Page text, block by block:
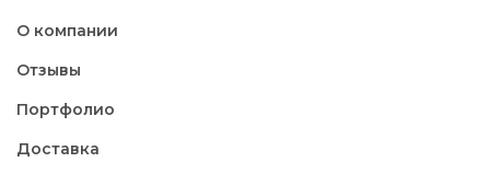
О компании
Отзывы
Портфолио
Доставка